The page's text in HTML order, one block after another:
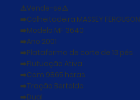
⚠️Vende-se⚠️
➡️Colheitadeira MASSEY FERGUSON
➡️Modelo MF 3640
➡️Ano 2001
➡️Plataforma de corte de 13 pés
➡️Flutuação Ativa
➡️Com 9865 horas
➡️Tração Bertoldo
➡️Dual